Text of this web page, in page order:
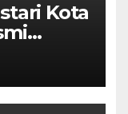
Kota